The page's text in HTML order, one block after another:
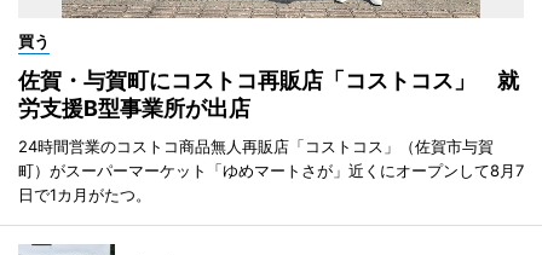
買う
佐賀・与賀町にコストコ再販店「コストコス」 就
労支援B型事業所が出店
24時間営業のコストコ商品無人再販店「コストコス」（佐賀市与賀
町）がスーパーマーケット「ゆめマートさが」近くにオープンして8月7
日で1カ月がたつ。